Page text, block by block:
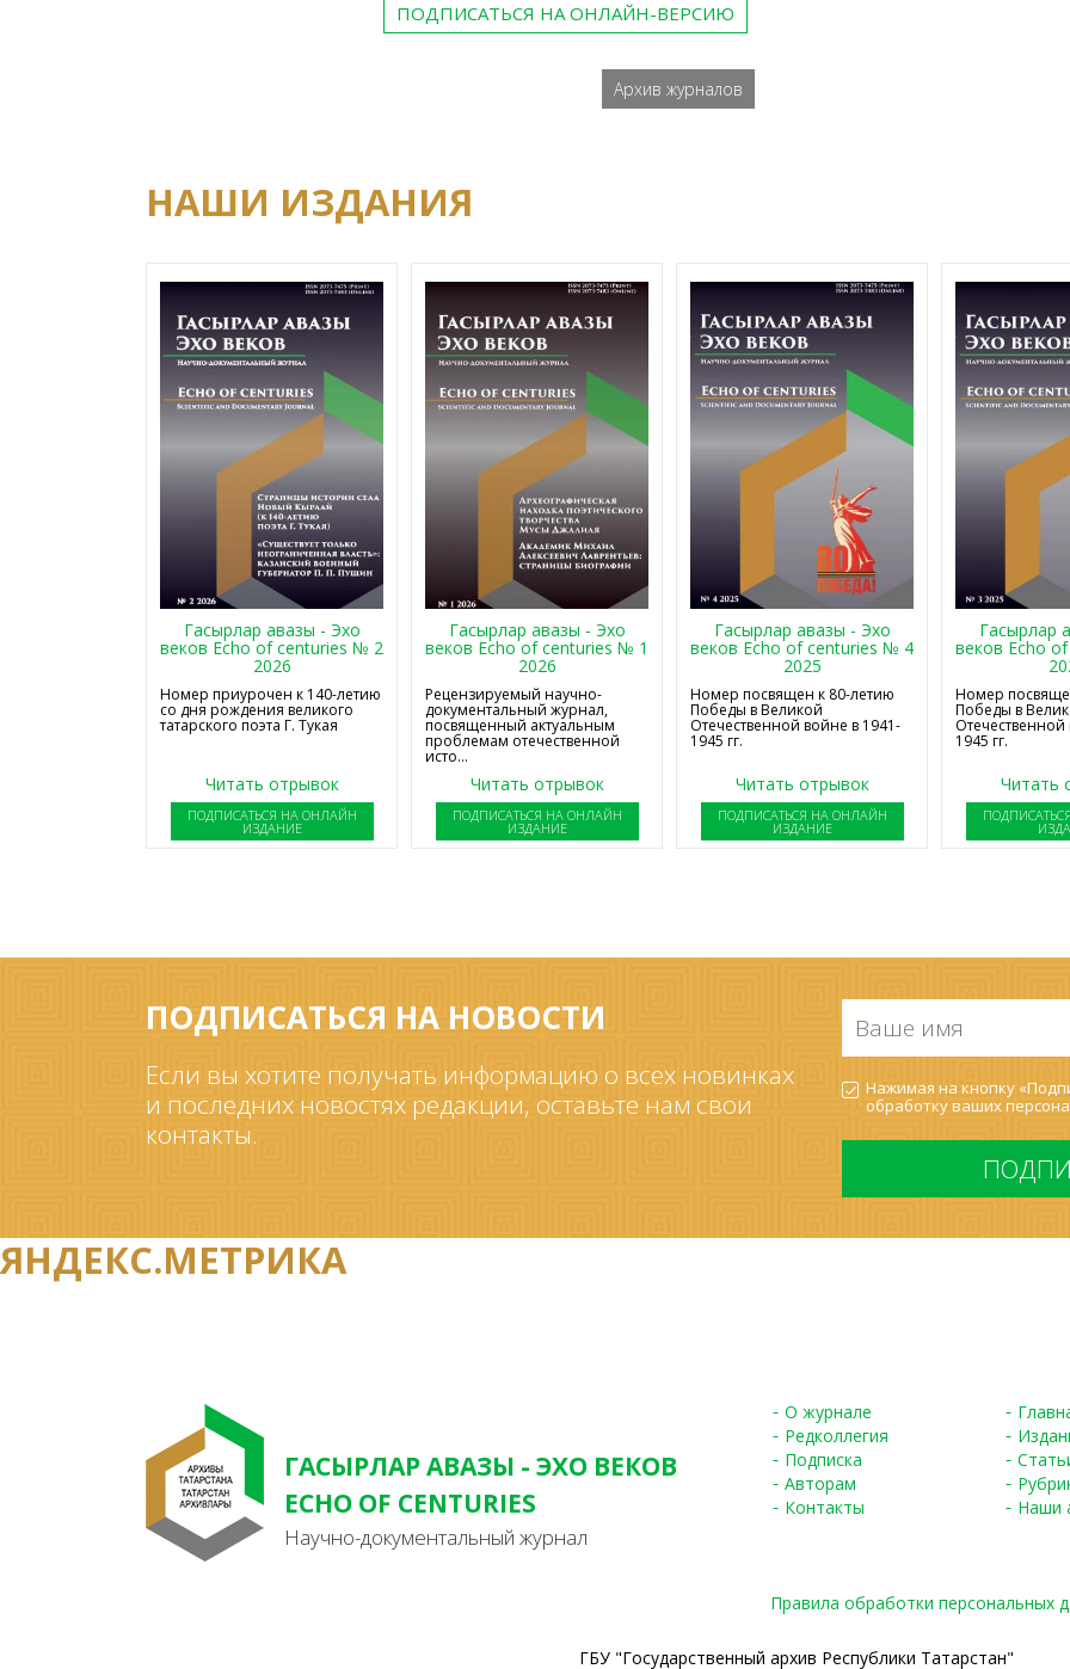
ПОДПИСАТЬСЯ НА ОНЛАЙН-ВЕРСИЮ
Архив журналов
НАШИ ИЗДАНИЯ
Гасырлар авазы - Эхо
веков Echo of centuries № 2
2026
Номер приурочен к 140-летию
со дня рождения великого
татарского поэта Г. Тукая
Читать отрывок
ПОДПИСАТЬСЯ НА ОНЛАЙН
ИЗДАНИЕ
Гасырлар авазы - Эхо
веков Echo of centuries № 1
2026
Рецензируемый научно-
документальный журнал,
посвященный актуальным
проблемам отечественной
исто...
Читать отрывок
ПОДПИСАТЬСЯ НА ОНЛАЙН
ИЗДАНИЕ
Гасырлар авазы - Эхо
веков Echo of centuries № 4
2025
Номер посвящен к 80-летию
Победы в Великой
Отечественной войне в 1941-
1945 гг.
Читать отрывок
ПОДПИСАТЬСЯ НА ОНЛАЙН
ИЗДАНИЕ
Гасырлар
веков Echo
Номер
Победы в
1945 гг.
Читать
ПОДПИСАТЬСЯ НА НОВОСТИ
Если вы хотите получать информацию о всех новинках
и последних новостях редакции, оставьте нам свои
контакты.
имя
*
Согласие
на
обработку
*
Нажимая на кнопку
обработку ваших
ЯНДЕКС.МЕТРИКА
ГАСЫРЛАР АВАЗЫ - ЭХО ВЕКОВ
ECHO OF CENTURIES
Научно-документальный журнал
О журнале
Редколлегия
Подписка
Авторам
Контакты
Наши
Правила обработки персональных
ГБУ "Государственный архив Республики Татарстан"